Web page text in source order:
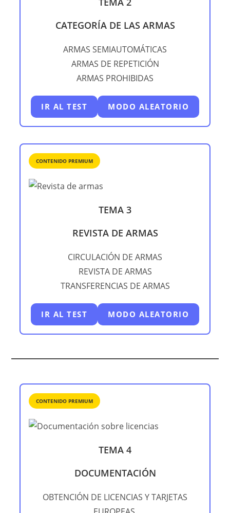
CATEGORÍA DE LAS ARMAS
ARMAS SEMIAUTOMÁTICAS
ARMAS DE REPETICIÓN
ARMAS PROHIBIDAS
IR AL TEST MODO ALEATORIO
CONTENIDO PREMIUM
TEMA 3
REVISTA DE ARMAS
CIRCULACIÓN DE ARMAS
REVISTA DE ARMAS
TRANSFERENCIAS DE ARMAS
IR AL TEST MODO ALEATORIO
CONTENIDO PREMIUM
TEMA 4
DOCUMENTACIÓN
OBTENCIÓN DE LICENCIAS Y TARJETAS